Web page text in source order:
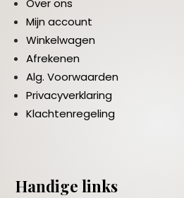
Over ons
Mijn account
Winkelwagen
Afrekenen
Alg. Voorwaarden
Privacyverklaring
Klachtenregeling
Handige links